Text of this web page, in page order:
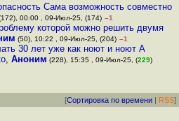
Сама возможность совместно
00:00 , 09-Июл-25, (174) –1
которой можно решить двумя
(50), 10:22 , 09-Июл-25, (204) –1
30 лет уже как ноют и ноют А
, Аноним (228), 15:35 , 09-Июл-25, (229)
[Сортировка по времени | RSS]